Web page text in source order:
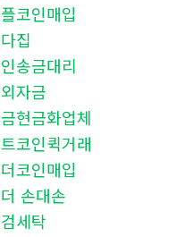
코인매입
집
송금대리
자금
현금화업체
코인퀵거래
코인매입
손대손
세탁